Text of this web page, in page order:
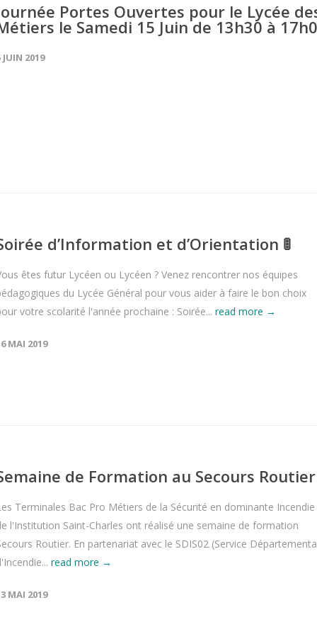
Portes Ouvertes pour le Lycée
le Samedi 15 Juin de 13h30 à
JUIN 2019
d’Information et d’Orientation 🚦
êtes futur Lycéen ou Lycéen ? Venez rencontrer nos équipes
du Lycée Général pour vous aider à faire le bon choix
votre scolarité l'année prochaine : Soirée... read more →
MAI 2019
de Formation au Secours Routier
Terminales Bac Pro Métiers de la Sécurité en dominante Incendie
l'Institution Saint-Charles ont réalisé une semaine de formation
Routier. En partenariat avec le SDIS02 (Service
read more →
MAI 2019